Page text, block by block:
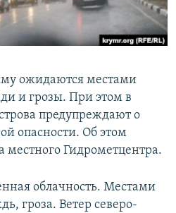
ожидаются местами
и грозы. При этом в
предупреждают о
опасности. Об этом
местного Гидрометцентра.
облачность. Местами
гроза. Ветер северо-